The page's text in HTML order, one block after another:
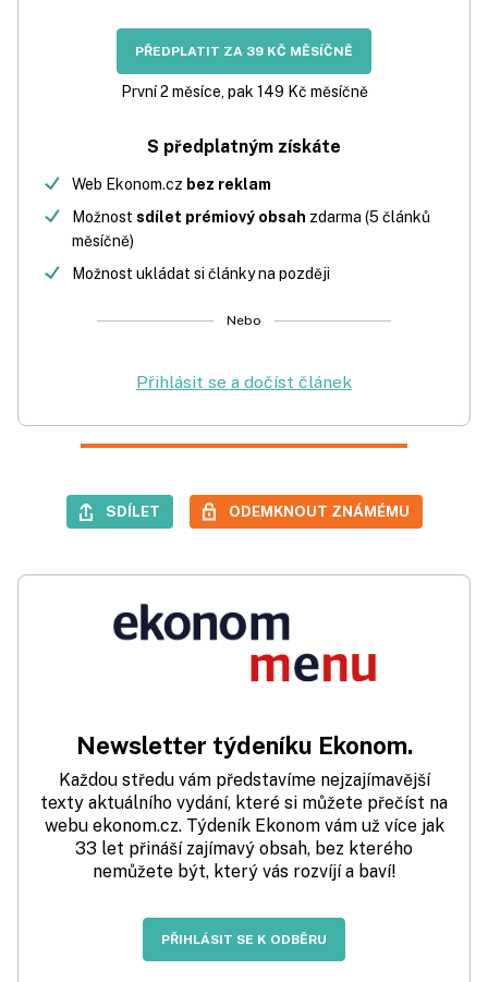
PŘEDPLATIT ZA 39 KČ MĚSÍČNĚ
První 2 měsíce, pak 149 Kč měsíčně
S předplatným získáte
Web Ekonom.cz bez reklam
Možnost sdílet prémiový obsah zdarma (5 článků
měsíčně)
Možnost ukládat si články na později
Nebo
Přihlásit se a dočíst článek
SDÍLET ODEMKNOUT ZNÁMÉMU
Newsletter týdeníku Ekonom.
Každou středu vám představíme nejzajímavější
texty aktuálního vydání, které si můžete přečíst na
webu ekonom.cz. Týdeník Ekonom vám už více jak
33 let přináší zajímavý obsah, bez kterého
nemůžete být, který vás rozvíjí a baví!
PŘIHLÁSIT SE K ODBĚRU